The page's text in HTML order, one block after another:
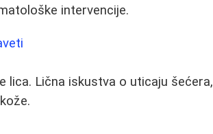
intervencije.
lica. Lična iskustva o uticaju šećera,